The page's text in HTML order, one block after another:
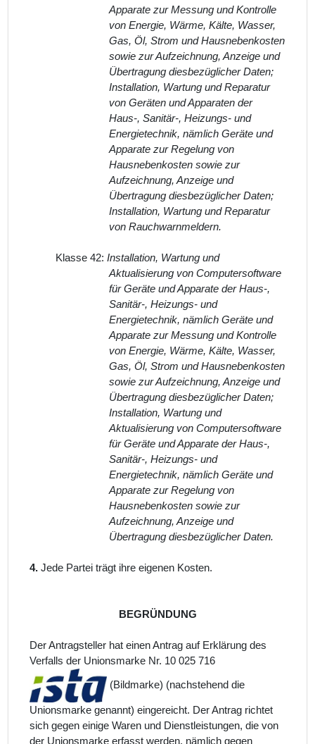
Apparate zur Messung und Kontrolle
von Energie, Wärme, Kälte, Wasser,
Gas, Öl, Strom und Hausnebenkosten
sowie zur Aufzeichnung, Anzeige und
Übertragung diesbezüglicher Daten;
Installation, Wartung und Reparatur
von Geräten und Apparaten der
Haus-, Sanitär-, Heizungs- und
Energietechnik, nämlich Geräte und
Apparate zur Regelung von
Hausnebenkosten sowie zur
Aufzeichnung, Anzeige und
Übertragung diesbezüglicher Daten;
Installation, Wartung und Reparatur
von Rauchwarnmeldern.
Klasse 42:Installation, Wartung und
Aktualisierung von Computersoftware
für Geräte und Apparate der Haus-,
Sanitär-, Heizungs- und
Energietechnik, nämlich Geräte und
Apparate zur Messung und Kontrolle
von Energie, Wärme, Kälte, Wasser,
Gas, Öl, Strom und Hausnebenkosten
sowie zur Aufzeichnung, Anzeige und
Übertragung diesbezüglicher Daten;
Installation, Wartung und
Aktualisierung von Computersoftware
für Geräte und Apparate der Haus-,
Sanitär-, Heizungs- und
Energietechnik, nämlich Geräte und
Apparate zur Regelung von
Hausnebenkosten sowie zur
Aufzeichnung, Anzeige und
Übertragung diesbezüglicher Daten.
4. Jede Partei trägt ihre eigenen Kosten.
BEGRÜNDUNG
Der Antragsteller hat einen Antrag auf Erklärung des
Verfalls der Unionsmarke Nr. 10 025 716
(Bildmarke) (nachstehend die
Unionsmarke genannt) eingereicht. Der Antrag richtet
sich gegen einige Waren und Dienstleistungen, die von
der Unionsmarke erfasst werden, nämlich gegen